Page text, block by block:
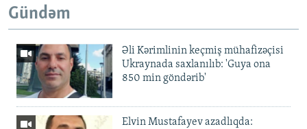
Gündəm
Əli Kərimlinin keçmiş mühafizəçisi
Ukraynada saxlanılıb: 'Guya ona
850 min göndərib'
Elvin Mustafayev azadlıqda: